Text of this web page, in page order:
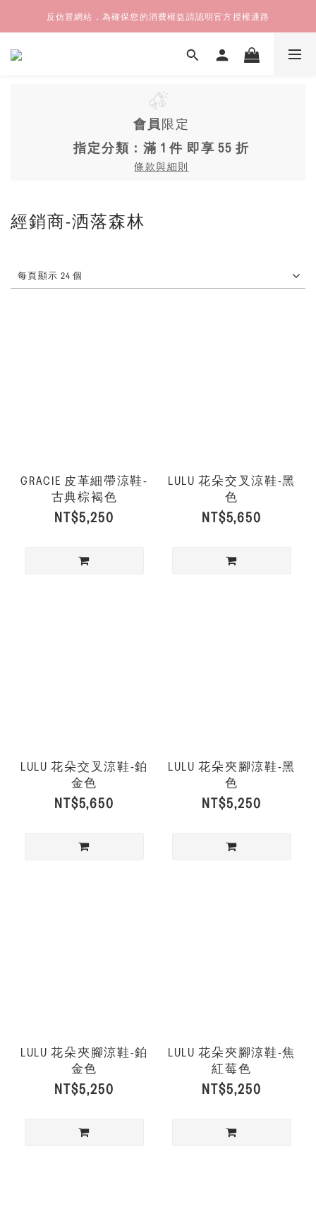
反仿冒網站，為確保您的消費權益請認明官方授權通路
會員 限定
指定分類：滿 1 件 即享 55 折
條款與細則
經銷商-洒落森林
每頁顯示 24 個
GRACIE 皮革細帶涼鞋-
古典棕褐色
NT$5,250
LULU 花朵交叉涼鞋-黑
色
NT$5,650
LULU 花朵交叉涼鞋-鉑
金色
NT$5,650
LULU 花朵夾腳涼鞋-黑
色
NT$5,250
LULU 花朵夾腳涼鞋-鉑
金色
NT$5,250
LULU 花朵夾腳涼鞋-焦
紅莓色
NT$5,250